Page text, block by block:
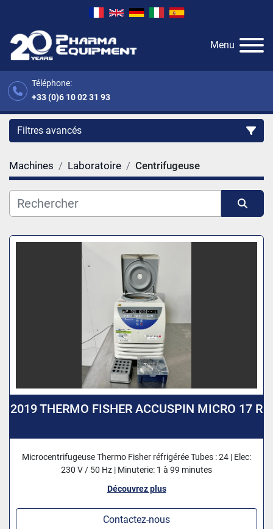
Téléphone:
+33 (0)6 10 02 31 93
Menu
Filtres avancés
Catégorie
Fabricant
Machines Laboratoire Centrifugeuse
2019 THERMO FISHER ACCUSPIN MICRO 17 R
Microcentrifugeuse Thermo Fisher réfrigérée Tubes : 24 | Elec:
230 V / 50 Hz | Minuterie: 1 à 99 minutes
Découvrez plus
Contactez-nous